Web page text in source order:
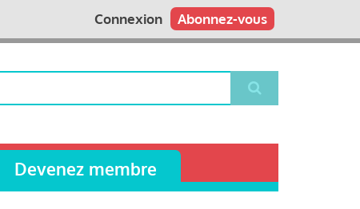
Abonnez-vous
Connexion
Devenez membre